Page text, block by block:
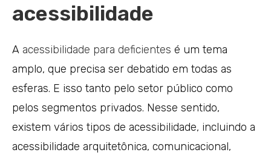
acessibilidade
A acessibilidade para deficientes é um tema
amplo, que precisa ser debatido em todas as
esferas. E isso tanto pelo setor público como
pelos segmentos privados. Nesse sentido,
existem vários tipos de acessibilidade, incluindo a
acessibilidade arquitetônica, comunicacional,